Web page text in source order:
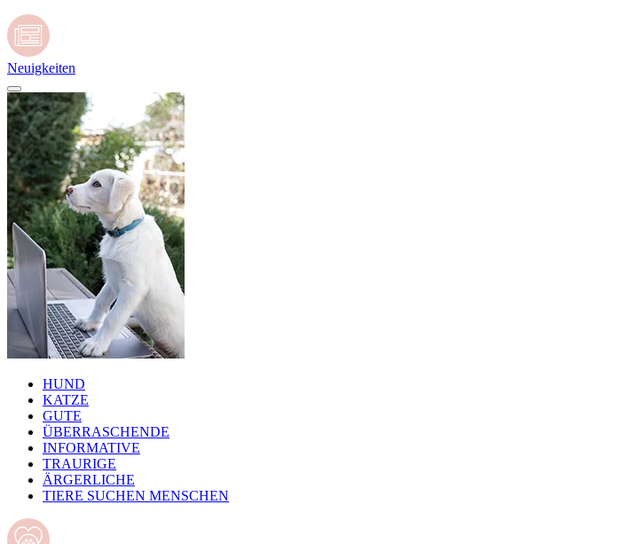
Neuigkeiten
HUND
KATZE
GUTE
ÜBERRASCHENDE
INFORMATIVE
TRAURIGE
ÄRGERLICHE
TIERE SUCHEN MENSCHEN